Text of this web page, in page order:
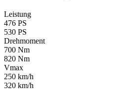
Leistung
476 PS
530 PS
Drehmoment
700 Nm
820 Nm
Vmax
250 km/h
320 km/h